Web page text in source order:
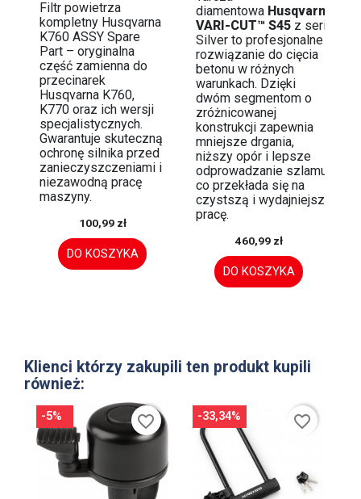
Filtr powietrza
kompletny Husqvarna
K760 ASSY Spare
Part – oryginalna
część zamienna do
przecinarek
Husqvarna K760,
K770 oraz ich wersji
specjalistycznych.
Gwarantuje skuteczną
ochronę silnika przed
zanieczyszczeniami i
niezawodną pracę
maszyny.
100,99 zł
DO KOSZYKA
diamentowa Husqvarna
VARI-CUT™ S45z serii
Silver to profesjonalne
rozwiązanie do cięcia
betonu w różnych
warunkach. Dzięki
dwóm segmentom o
zróżnicowanej
konstrukcji zapewnia
mniejsze drgania,
niższy opór i lepsze
odprowadzanie szlamu,
co przekłada się na
czystszą i wydajniejszą
pracę.
460,99 zł
DO KOSZYKA
Klienci którzy zakupili ten produkt kupili
również:
-5% favorite_border -33,34% favorite_border